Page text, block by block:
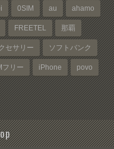
0SIM au ahamo
FREETEL 那覇
セサリー ソフトバンク
フリー iPhone povo